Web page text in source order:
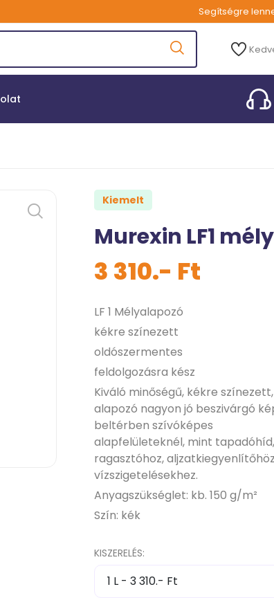
Segítségre
Kiemelt
Murexin LF1
3 310.- Ft
LF 1 Mélyalapozó
kékre színezett
oldószermentes
feldolgozásra kész
Kiváló minőségű, kékre
alapozó nagyon jó beszivárgó
beltérben szívóképes
alapfelületeknél, mint
ragasztóhoz,
vízszigetelésekhez.
Anyagszükséglet: kb. 150 g/m²
Szín: kék
KISZERELÉS: